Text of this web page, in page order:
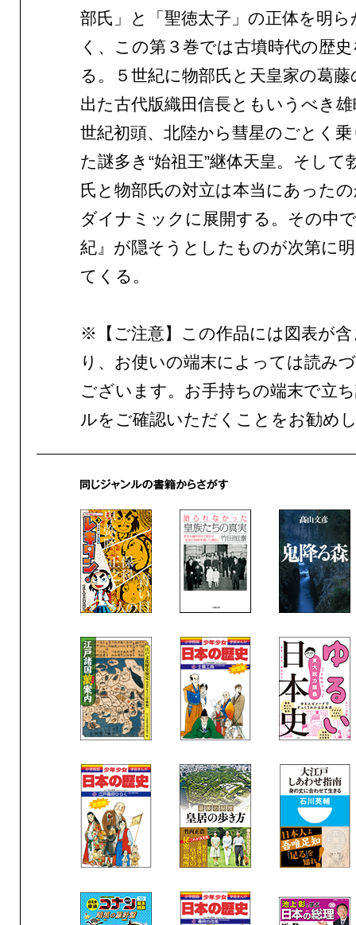
部氏」と「聖徳太子」の正体を明
く、この第３巻では古墳時代の歴
る。５世紀に物部氏と天皇家の葛
出た古代版織田信長ともいうべき
世紀初頭、北陸から彗星のごとく
た謎多き“始祖王”継体天皇。そして
氏と物部氏の対立は本当にあった
ダイナミックに展開する。その中
紀』が隠そうとしたものが次第に
てくる。
※【ご注意】この作品には図表が
り、お使いの端末によっては読み
ございます。お手持ちの端末で立
ルをご確認いただくことをお勧め